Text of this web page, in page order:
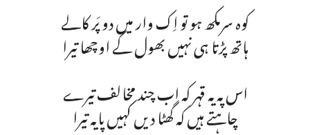
کوہ سرمکھ ہو تو اِک وار میں دو پَر کالے
ہاتھ پڑتا ہی نہیں بھول کے اوچھا تیرا
اس پہ یہ قہر کہ اب چند مخالف تیرے
چاہتے ہیں کہ گھٹا دیں کہیں پایہ تیرا